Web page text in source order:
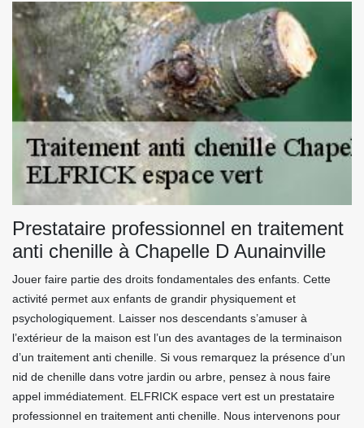
Prestataire professionnel en traitement
anti chenille à Chapelle D Aunainville
Jouer faire partie des droits fondamentales des enfants. Cette
activité permet aux enfants de grandir physiquement et
psychologiquement. Laisser nos descendants s’amuser à
l’extérieur de la maison est l’un des avantages de la terminaison
d’un traitement anti chenille. Si vous remarquez la présence d’un
nid de chenille dans votre jardin ou arbre, pensez à nous faire
appel immédiatement. ELFRICK espace vert est un prestataire
professionnel en traitement anti chenille. Nous intervenons pour